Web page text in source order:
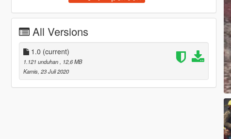
All Versions
1.0 (current)
1.121 unduhan
, 12,6 MB
Kamis, 23 Juli 2020